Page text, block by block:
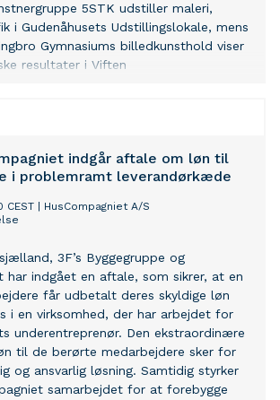
5STK udstiller maleri,
i Gudenåhusets Udstillingslokale, mens
Gymnasiums billedkunsthold viser
resultater i Viften
indgår aftale om løn til
i problemramt leverandørkæde
CEST
HusCompagniet A/S
3F’s Byggegruppe og
har indgået en aftale, som sikrer, at en
får udbetalt deres skyldige løn
i en virksomhed, der har arbejdet for
underentreprenør. Den ekstraordinære
til de berørte medarbejdere sker for
og ansvarlig løsning. Samtidig styrker
samarbejdet for at forebygge